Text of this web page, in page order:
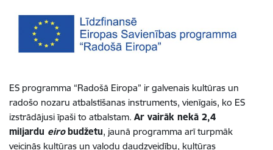
ES programma “Radošā Eiropa” ir galvenais kultūras un
radošo nozaru atbalstīšanas instruments, vienīgais, ko ES
izstrādājusi īpaši to atbalstam. Ar vairāk nekā 2,4
miljardu eiro budžetu, jaunā programma arī turpmāk
veicinās kultūras un valodu daudzveidību, kultūras